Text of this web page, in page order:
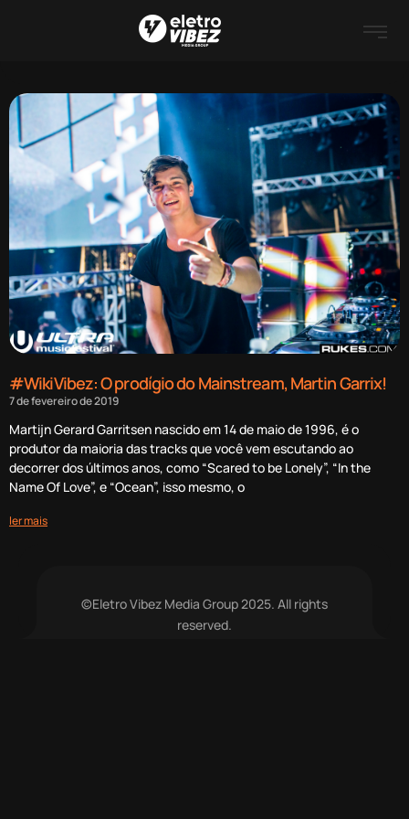
#WikiVibez: O prodígio do Mainstream, Martin Garrix!
7 de fevereiro de 2019
Martijn Gerard Garritsen nascido em 14 de maio de 1996, é o
produtor da maioria das tracks que você vem escutando ao
decorrer dos últimos anos, como “Scared to be Lonely”, “In the
Name Of Love”, e “Ocean”, isso mesmo, o
ler mais
©Eletro Vibez Media Group 2025. All rights
reserved.